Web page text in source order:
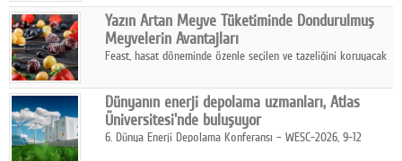
ekonomi ile gerçek dünya alışveriş deneyimi arasında köprü
kurmayı hedefleyen vizyonuyla uluslararası pazarlara açılıyor.
Yazın Artan Meyve Tüketiminde Dondurulmuş
Meyvelerin Avantajları
Feast, hasat döneminde özenle seçilen ve tazeliğini koruyacak
pratik, güvenilir ve lezzetli bir alternatif sunuyor.
Dünyanın enerji depolama uzmanları, Atlas
Üniversitesi'nde buluşuyor
6. Dünya Enerji Depolama Konferansı – WESC-2026, 9-12